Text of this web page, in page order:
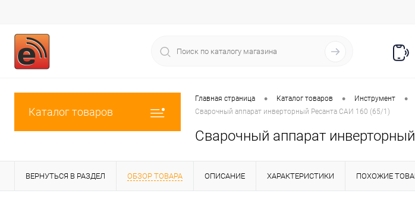
Каталог товаров
Главная страница • Каталог товаров • Инструмент •
Сварочный аппарат инверторный Ресанта САИ 160 (65/1)
Сварочный аппарат
ВЕРНУТЬСЯ В РАЗДЕЛ ОБЗОР ТОВАРА ОПИСАНИЕ ХАРАКТЕРИСТИКИ ПОХОЖИЕ